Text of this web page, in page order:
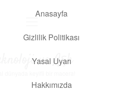
Anasayfa
Gizlilik Politikası
Yasal Uyarı
Hakkımızda
Teknoloji ve Aşk